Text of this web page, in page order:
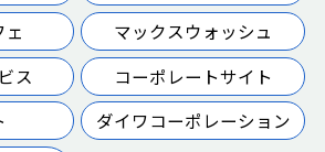
マックスウォッシュ
ス
コーポレートサイト
ダイワコーポレーション